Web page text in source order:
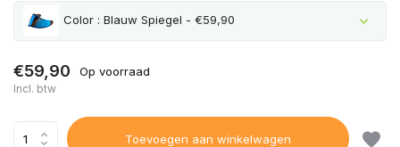
Color : Blauw Spiegel - €59,90
€59,90 Op voorraad
Incl. btw
Toevoegen aan winkelwagen